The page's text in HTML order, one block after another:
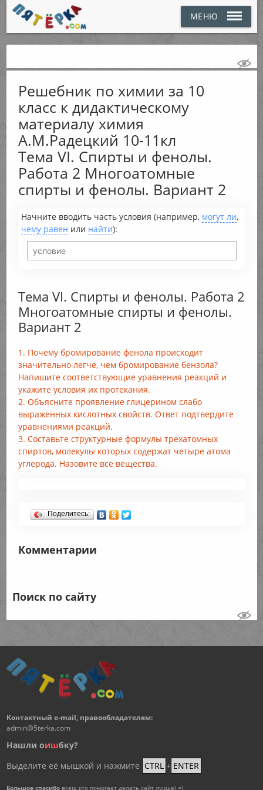
МЕНЮ
Решебник по химии за 10
класс к дидактическому
материалу химия
А.М.Радецкий 10-11кл
Тема VI. Спирты и фенолы.
Работа 2 Многоатомные
спирты и фенолы. Вариант 2
Начните вводить часть условия (например, могут ли,
чему равен или найти):
Тема VI. Спирты и фенолы. Работа 2
Многоатомные спирты и фенолы.
Вариант 2
1. Почему бромирование фенола происходит
значительно легче, чем бромирование бензола?
Напишите соответствующие уравнения реакций и
укажите условия их протекания.
2. Объясните проявление глицерином слабо
выраженных кислотных свойств. Ответ подтвердите
уравнениями реакций.
3. Составьте структурные формулы трехатомных
спиртов, молекулы которых содержат четыре атома
углерода. Назовите все вещества.
Поделитесь:
Комментарии
Поиск по сайту
Контактный e-mail, правообладателям:
admin@5terka.com
Нашли оишбку?
Выделите её мышкой и нажмите CTRL + ENTER
Большое спасибовсем, кто помогает делать сайт лучше! =)